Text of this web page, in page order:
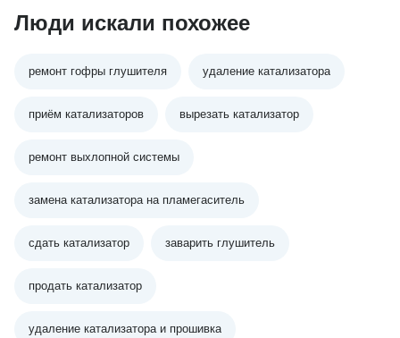
Люди искали похожее
ремонт гофры глушителя удаление катализатора
приём катализаторов вырезать катализатор
ремонт выхлопной системы
замена катализатора на пламегаситель
сдать катализатор заварить глушитель
продать катализатор
удаление катализатора и прошивка